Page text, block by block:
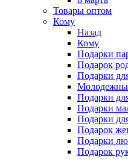
Товары оптом
Кому
Назад
Кому
Подарки
Подарок
Подарки
Подарки
Подарки
Подарки
Подарок
Подарки
Подарок